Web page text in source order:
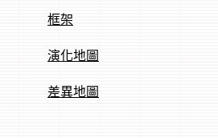
框架
演化地圖
差異地圖